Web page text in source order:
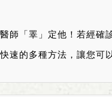
師「睪」定他！若經
速的多種方法，讓您可